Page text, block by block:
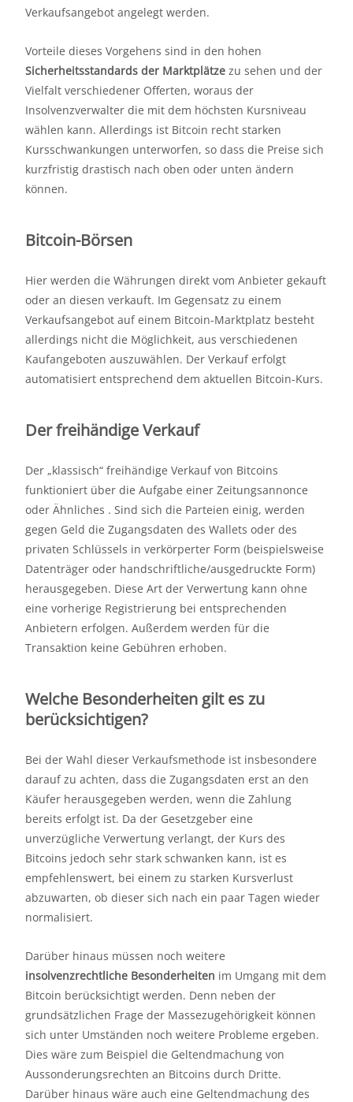
Verkaufsangebot angelegt werden.
Vorteile dieses Vorgehens sind in den hohen
Sicherheitsstandards der Marktplätze zu sehen und der
Vielfalt verschiedener Offerten, woraus der
Insolvenzverwalter die mit dem höchsten Kursniveau
wählen kann. Allerdings ist Bitcoin recht starken
Kursschwankungen unterworfen, so dass die Preise sich
kurzfristig drastisch nach oben oder unten ändern
können.
Bitcoin-Börsen
Hier werden die Währungen direkt vom Anbieter gekauft
oder an diesen verkauft. Im Gegensatz zu einem
Verkaufsangebot auf einem Bitcoin-Marktplatz besteht
allerdings nicht die Möglichkeit, aus verschiedenen
Kaufangeboten auszuwählen. Der Verkauf erfolgt
automatisiert entsprechend dem aktuellen Bitcoin-Kurs.
Der freihändige Verkauf
Der „klassisch“ freihändige Verkauf von Bitcoins
funktioniert über die Aufgabe einer Zeitungsannonce
oder Ähnliches . Sind sich die Parteien einig, werden
gegen Geld die Zugangsdaten des Wallets oder des
privaten Schlüssels in verkörperter Form (beispielsweise
Datenträger oder handschriftliche/ausgedruckte Form)
herausgegeben. Diese Art der Verwertung kann ohne
eine vorherige Registrierung bei entsprechenden
Anbietern erfolgen. Außerdem werden für die
Transaktion keine Gebühren erhoben.
Welche Besonderheiten gilt es zu
berücksichtigen?
Bei der Wahl dieser Verkaufsmethode ist insbesondere
darauf zu achten, dass die Zugangsdaten erst an den
Käufer herausgegeben werden, wenn die Zahlung
bereits erfolgt ist. Da der Gesetzgeber eine
unverzügliche Verwertung verlangt, der Kurs des
Bitcoins jedoch sehr stark schwanken kann, ist es
empfehlenswert, bei einem zu starken Kursverlust
abzuwarten, ob dieser sich nach ein paar Tagen wieder
normalisiert.
Darüber hinaus müssen noch weitere
insolvenzrechtliche Besonderheiten im Umgang mit dem
Bitcoin berücksichtigt werden. Denn neben der
grundsätzlichen Frage der Massezugehörigkeit können
sich unter Umständen noch weitere Probleme ergeben.
Dies wäre zum Beispiel die Geltendmachung von
Aussonderungsrechten an Bitcoins durch Dritte.
Darüber hinaus wäre auch eine Geltendmachung des